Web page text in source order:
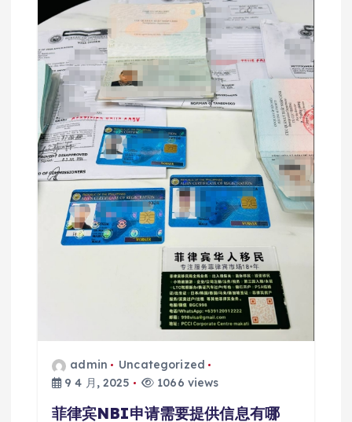
admin
Uncategorized
9 4 月, 2025
1066 views
菲律宾NBI申请需要提供信息有哪